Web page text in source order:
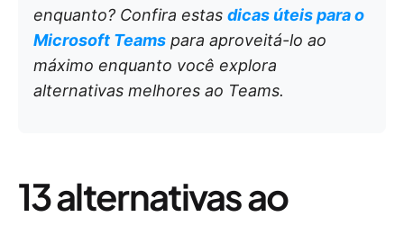
enquanto? Confira estas dicas úteis para o
Microsoft Teams para aproveitá-lo ao
máximo enquanto você explora
alternativas melhores ao Teams.
13 alternativas ao